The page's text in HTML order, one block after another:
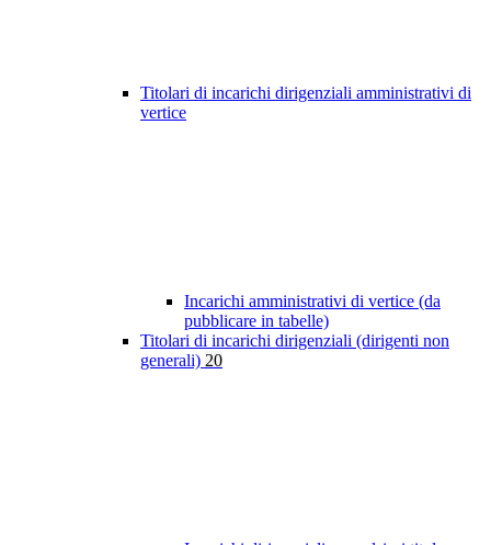
Titolari di incarichi dirigenziali amministrativi di
vertice
Incarichi amministrativi di vertice (da
pubblicare in tabelle)
Titolari di incarichi dirigenziali (dirigenti non
generali) 20